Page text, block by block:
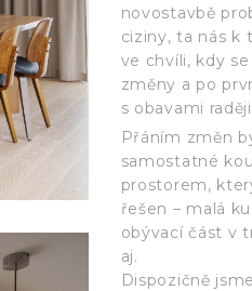
novostavbě
ciziny, ta nás k
ve chvíli, kdy
změny a po
s obavami
Přáním změn
samostatné
prostorem,
řešen – malá
obývací část v
aj.
Dispozičně